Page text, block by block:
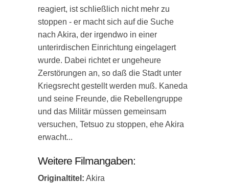
reagiert, ist schließlich nicht mehr zu
stoppen - er macht sich auf die Suche
nach Akira, der irgendwo in einer
unterirdischen Einrichtung eingelagert
wurde. Dabei richtet er ungeheure
Zerstörungen an, so daß die Stadt unter
Kriegsrecht gestellt werden muß. Kaneda
und seine Freunde, die Rebellengruppe
und das Militär müssen gemeinsam
versuchen, Tetsuo zu stoppen, ehe Akira
erwacht...
Weitere Filmangaben:
Originaltitel: Akira